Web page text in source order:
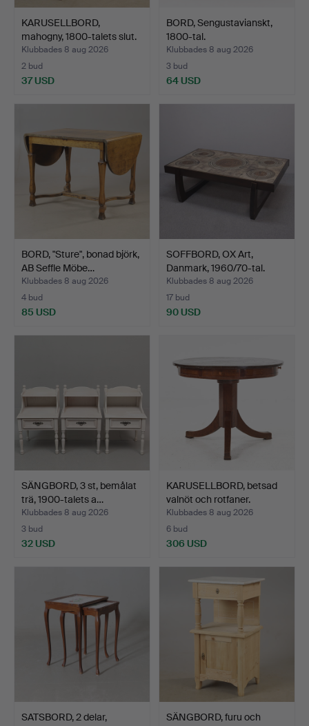
KARUSELLBORD,
mahogny, 1800-talets slut.
Klubbades 8 aug 2026
2 bud
37 USD
BORD, Sengustavianskt,
1800-tal.
Klubbades 8 aug 2026
3 bud
64 USD
BORD, "Sture", bonad björk,
AB Seffle Möbe…
Klubbades 8 aug 2026
4 bud
85 USD
SOFFBORD, OX Art,
Danmark, 1960/70-tal.
Klubbades 8 aug 2026
17 bud
90 USD
SÄNGBORD, 3 st, bemålat
trä, 1900-talets a…
Klubbades 8 aug 2026
3 bud
32 USD
KARUSELLBORD, betsad
valnöt och rotfaner.
Klubbades 8 aug 2026
6 bud
306 USD
SATSBORD, 2 delar,
SÄNGBORD, furu och